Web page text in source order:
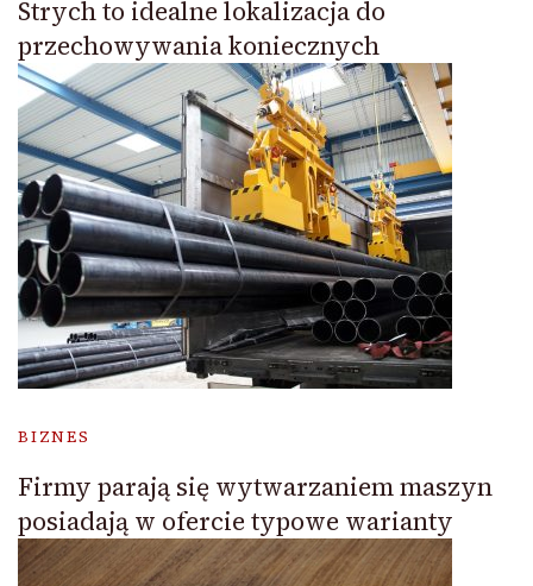
Strych to idealne lokalizacja do
przechowywania koniecznych
BIZNES
Firmy parają się wytwarzaniem maszyn
posiadają w ofercie typowe warianty